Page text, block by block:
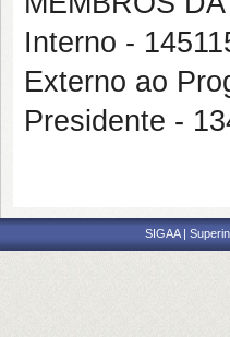
Interno -
Externo ao
Presidente -
SIGAA |